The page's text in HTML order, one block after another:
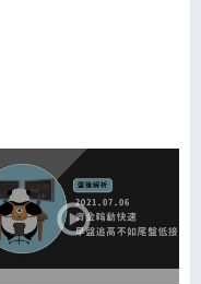
遊於股海中！ 我想給還在
前面所說，剛踏入股市中
給還在迷茫的你，幾點建
教訓並制定投資紀律 2.
才可以小賠大賺 3. 盤後功
股票 4. 資金比例平均分
用移動停利做好鎖住獲利
別聽信消息追高殺低，控
的冒險，穩健投資才能笑